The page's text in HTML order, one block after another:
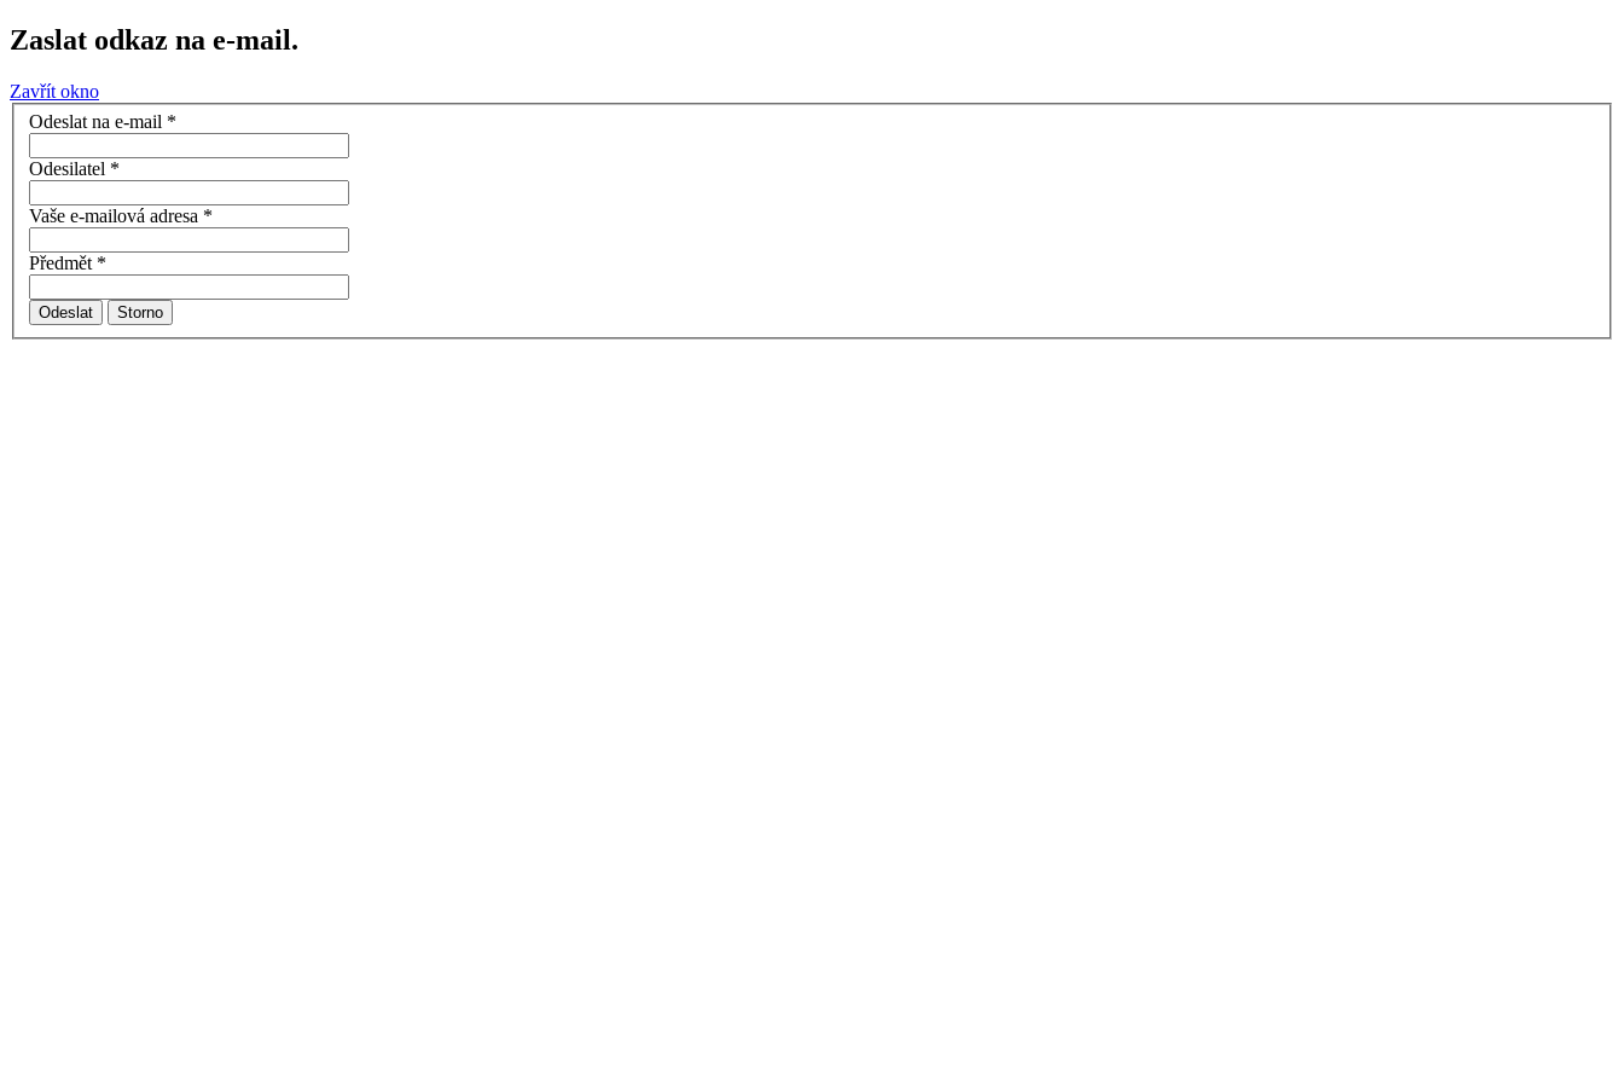
Zaslat odkaz na e-mail.
Zavřít okno
Odeslat na e-mail *
Odesilatel *
Vaše e-mailová adresa *
Předmět*
Odeslat Storno